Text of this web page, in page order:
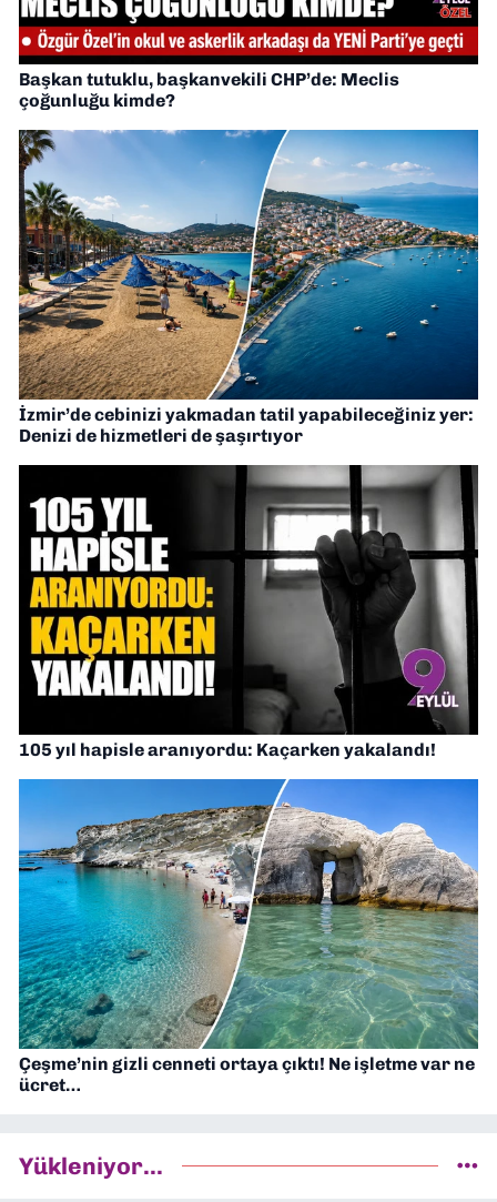
Başkan tutuklu, başkanvekili CHP’de: Meclis
çoğunluğu kimde?
İzmir’de cebinizi yakmadan tatil yapabileceğiniz yer:
Denizi de hizmetleri de şaşırtıyor
105 yıl hapisle aranıyordu: Kaçarken yakalandı!
Çeşme’nin gizli cenneti ortaya çıktı! Ne işletme var ne
ücret…
Yükleniyor...